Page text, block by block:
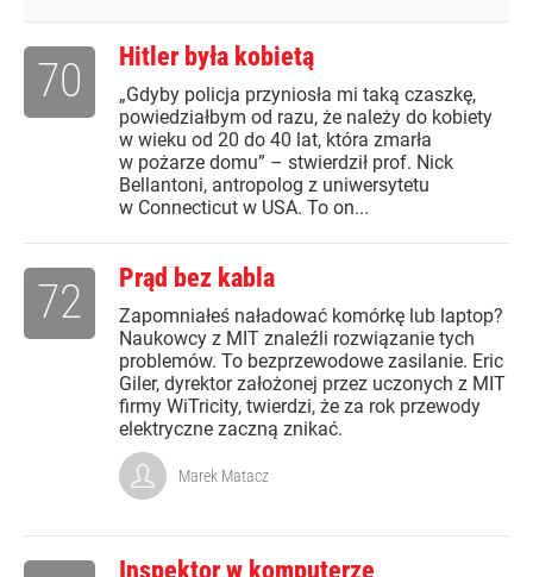
Hitler była kobietą
„Gdyby policja przyniosła mi taką czaszkę,
powiedziałbym od razu, że należy do kobiety
w wieku od 20 do 40 lat, która zmarła
w pożarze domu” – stwierdził prof. Nick
Bellantoni, antropolog z uniwersytetu
w Connecticut w USA. To on...
70
Prąd bez kabla
Zapomniałeś naładować komórkę lub laptop?
Naukowcy z MIT znaleźli rozwiązanie tych
problemów. To bezprzewodowe zasilanie. Eric
Giler, dyrektor założonej przez uczonych z MIT
firmy WiTricity, twierdzi, że za rok przewody
elektryczne zaczną znikać.
72
Marek Matacz
Inspektor w komputerze